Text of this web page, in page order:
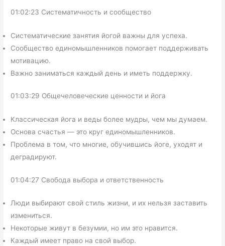
01:02:23 Систематичность и сообщество
Систематические занятия йогой важны для успеха.
Сообщество единомышленников помогает поддерживать
мотивацию.
Важно заниматься каждый день и иметь поддержку.
01:03:29 Общечеловеческие ценности и йога
Классическая йога и веды более мудры, чем мы думаем.
Основа счастья — это круг единомышленников.
Проблема в том, что многие, обучившись йоге, уходят и
деградируют.
01:04:27 Свобода выбора и ответственность
Люди выбирают свой стиль жизни, и их нельзя заставить
измениться.
Некоторые живут в безумии, но им это нравится.
Каждый имеет право на свой выбор.